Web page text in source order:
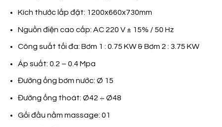
Kích thước lắp đặt: 1200x660x730mm
Nguồn điện cao cấp: AC 220 V ± 15% / 50 Hz
Công suất tối đa: Bơm 1 : 0.75 KW & Bơm 2 : 3.75 KW
Áp suất: 0.2 – 0.4 Mpa
Đường ống bơm nước: Ø 15
Đường ống thoát: Ø42 ÷ Ø48
Gối đầu nằm massage: 01